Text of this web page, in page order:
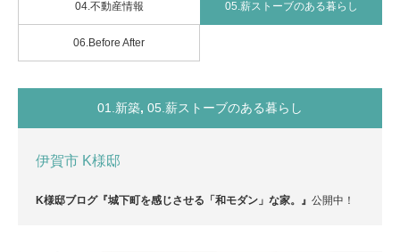
04.不動産情報 05.薪ストーブのある暮らし
06.Before After
01.新築, 05.薪ストーブのある暮らし
伊賀市 K様邸
K様邸ブログ『城下町を感じさせる「和モダン」な家。』 公開中！